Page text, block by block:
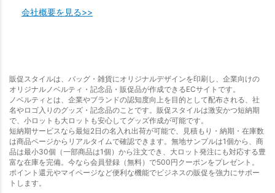
会社概要を見る>>
販促スタイルは、バッグ・雑貨にオリジナルデザインを印刷し、企業向けの
オリジナルノベルティ・記念品・販促品が作成できるECサイトです。
ノベルティとは、企業やブランドの認知度向上を目的として配布される、社
名やロゴ入りのグッズ・記念品のことです。販促スタイルは激安かつ短納期
で、小ロットも大ロットも安心してグッズ作成が可能です。
短納期サービスなら最短2日の名入れ出荷が可能で、見積もり・納期・在庫数
は商品ページからリアルタイムで確認できます。無地サンプルは1個から、商
品は最小30個（一部商品は1個）から注文でき、大ロット発注にも対応する豊
富な在庫を完備。今なら会員登録（無料）で500円クーポンをプレゼント。
ポイント還元やマイページなど便利な機能でビジネスの販促を強力にサポー
トします。